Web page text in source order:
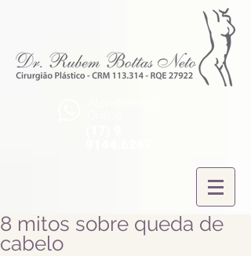
8 mitos sobre queda de
cabelo